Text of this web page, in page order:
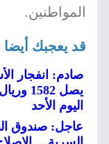
المواطنين.
قد يعجبك
صادم: انفجار
اليوم الأحد
عاجل: صندوق